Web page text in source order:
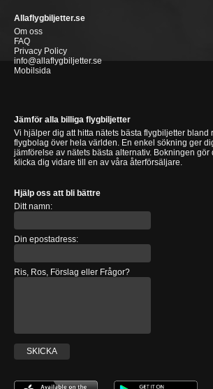
Allaflygbiljetter.se
Om oss
FAQ
Privacy Policy
info@allaflygbiljetter.se
Mobilsida
Jämför alla billiga flygbiljetter
Vi hjälper dig att hitta nätets bästa flygbiljetter bland
flygbolag över hela världen. En enkel sökning ger
jämförelse av nätets bästa alternativ. Bokningen gör
klicka dig vidare till en av våra återförsäljare.
Hjälp oss att bli bättre
Ditt namn:
Din epostadress:
Ris, Ros, Förslag eller Frågor?
SKICKA